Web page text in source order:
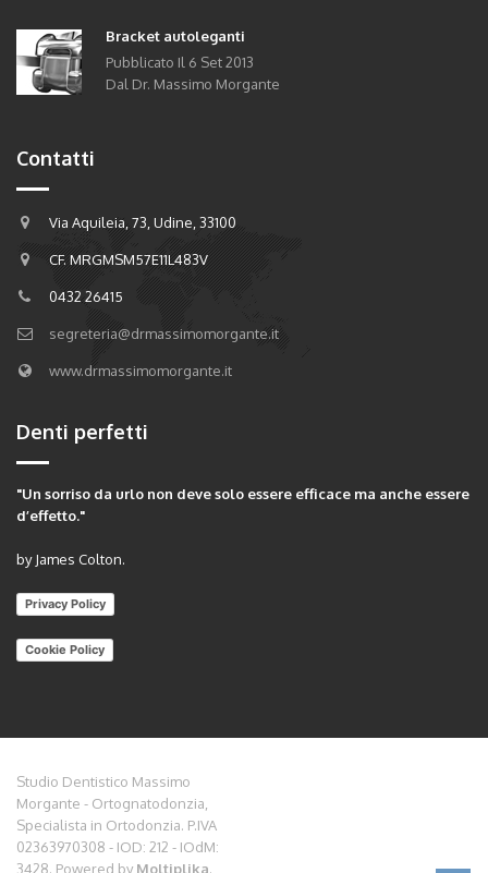
Bracket autoleganti
Pubblicato Il 6 Set2013
Dal Dr. Massimo Morgante
Contatti
Via Aquileia, 73, Udine, 33100
CF. MRGMSM57E11L483V
0432 26415
segreteria@drmassimomorgante.it
www.drmassimomorgante.it
Denti perfetti
"Un sorriso da urlo non deve solo essere efficace ma anche essere
d’effetto."
by James Colton.
Privacy Policy
Cookie Policy
Studio Dentistico Massimo
Morgante - Ortognatodonzia,
Specialista in Ortodonzia. P.IVA
02363970308 - IOD: 212 - IOdM:
3428. Powered by Moltiplika.